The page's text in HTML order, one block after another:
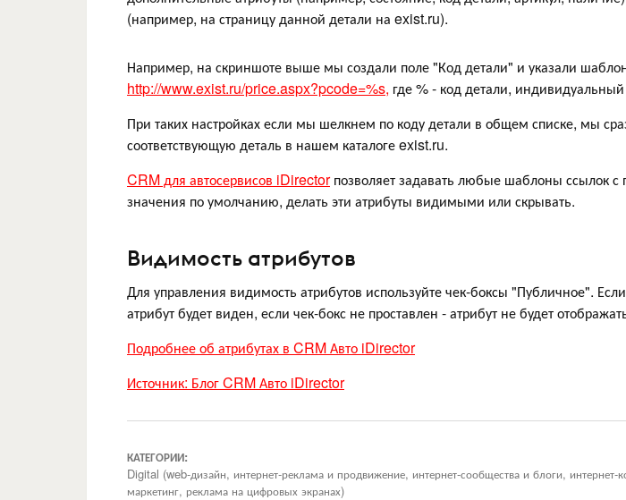
(например, на страницу данной детали на exist.ru).
Например, на скриншоте выше мы создали поле "Код детали" и указали
http://www.exist.ru/price.aspx?pcode=%s, где % - код детали,
При таких настройках если мы шелкнем по коду детали в общем списке, мы
соответствующую деталь в нашем каталоге exist.ru.
CRM для автосервисов iDirectorпозволяет задавать любые шаблоны ссылок
значения по умолчанию, делать эти атрибуты видимыми или скрывать.
Видимость атрибутов
Для управления видимость атрибутов используйте чек-боксы "Публичное".
атрибут будет виден, если чек-бокс не проставлен - атрибут не будет
Подробнее об атрибутах в CRM Авто iDirector
Источник: Блог CRM Авто iDirector
КАТЕГОРИИ:
Digital (web-дизайн, интернет-реклама и продвижение, интернет-сообщества и блоги,
маркетинг, реклама на цифровых экранах)